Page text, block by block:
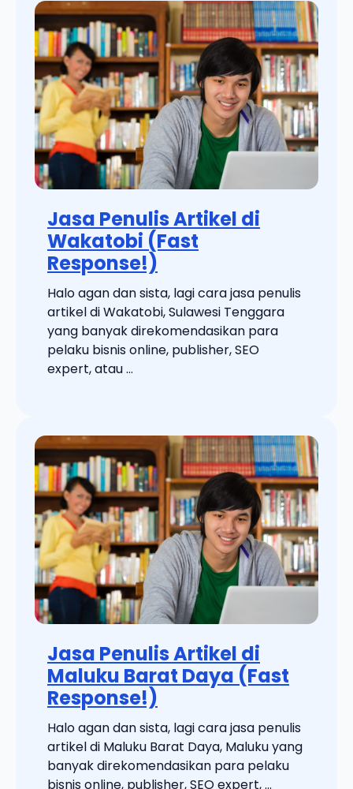
Jasa Penulis Artikel di
Wakatobi (Fast
Response!)
Halo agan dan sista, lagi cara jasa penulis
artikel di Wakatobi, Sulawesi Tenggara
yang banyak direkomendasikan para
pelaku bisnis online, publisher, SEO
expert, atau ...
Jasa Penulis Artikel di
Maluku Barat Daya (Fast
Response!)
Halo agan dan sista, lagi cara jasa penulis
artikel di Maluku Barat Daya, Maluku yang
banyak direkomendasikan para pelaku
bisnis online, publisher, SEO expert, ...